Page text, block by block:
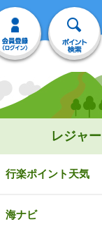
レジャー
行楽ポイント天気
海ナビ